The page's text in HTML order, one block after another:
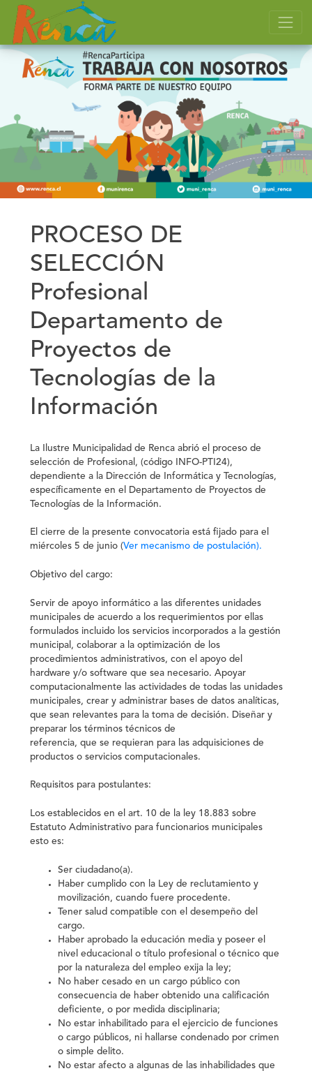
PROCESO DE
SELECCIÓN
Profesional
Departamento de
Proyectos de
Tecnologías de la
Información
La Ilustre Municipalidad de Renca abrió el proceso de
selección de Profesional, (código INFO-PTI24),
dependiente a la Dirección de Informática y Tecnologías,
específicamente en el Departamento de Proyectos de
Tecnologías de la Información.
El cierre de la presente convocatoria está fijado para el
miércoles 5 de junio (Ver mecanismo de postulación).
Objetivo del cargo:
Servir de apoyo informático a las diferentes unidades
municipales de acuerdo a los requerimientos por ellas
formulados incluido los servicios incorporados a la gestión
municipal, colaborar a la optimización de los
procedimientos administrativos, con el apoyo del
hardware y/o software que sea necesario. Apoyar
computacionalmente las actividades de todas las unidades
municipales, crear y administrar bases de datos analíticas,
que sean relevantes para la toma de decisión. Diseñar y
preparar los términos técnicos de
referencia, que se requieran para las adquisiciones de
productos o servicios computacionales.
Requisitos para postulantes:
Los establecidos en el art. 10 de la ley 18.883 sobre
Estatuto Administrativo para funcionarios municipales
esto es:
Ser ciudadano(a).
Haber cumplido con la Ley de reclutamiento y
movilización, cuando fuere procedente.
Tener salud compatible con el desempeño del
cargo.
Haber aprobado la educación media y poseer el
nivel educacional o título profesional o técnico que
por la naturaleza del empleo exija la ley;
No haber cesado en un cargo público con
consecuencia de haber obtenido una calificación
deficiente, o por medida disciplinaria;
No estar inhabilitado para el ejercicio de funciones
o cargo públicos, ni hallarse condenado por crimen
o simple delito.
No estar afecto a algunas de las inhabilidades que